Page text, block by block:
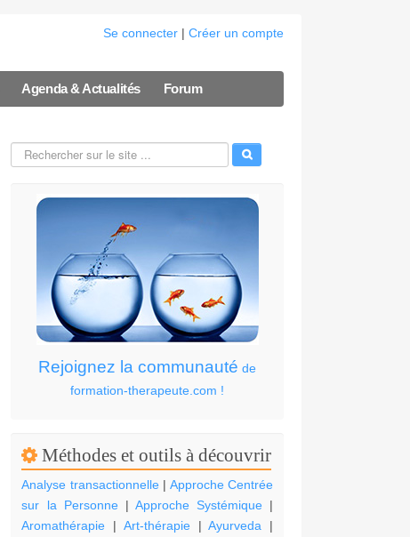
Se connecter | Créer un compte
Agenda & Actualités Forum
Rejoignez la communauté de
formation-therapeute.com !
Méthodes et outils à découvrir
Analyse transactionnelle| Approche Centrée
sur la Personne| Approche Systémique|
Aromathérapie | Art-thérapie|Ayurveda |